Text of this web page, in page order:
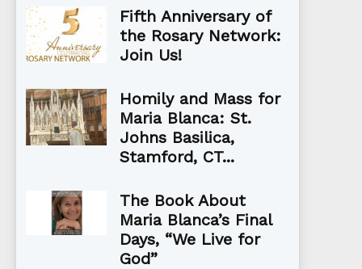
Fifth Anniversary of
the Rosary Network:
Join Us!
Homily and Mass for
Maria Blanca: St.
Johns Basilica,
Stamford, CT...
The Book About
Maria Blanca’s Final
Days, “We Live for
God”